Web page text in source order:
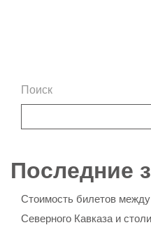
Поиск
Последние
Стоимость билетов
Северного Кавказа и